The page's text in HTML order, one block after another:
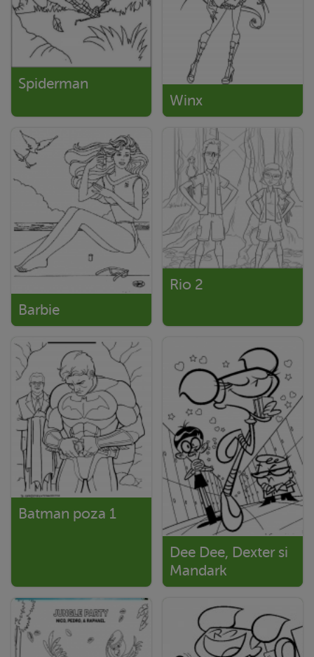
Spiderman
Winx
Barbie
Rio 2
Batman poza 1
Dee Dee, Dexter si
Mandark